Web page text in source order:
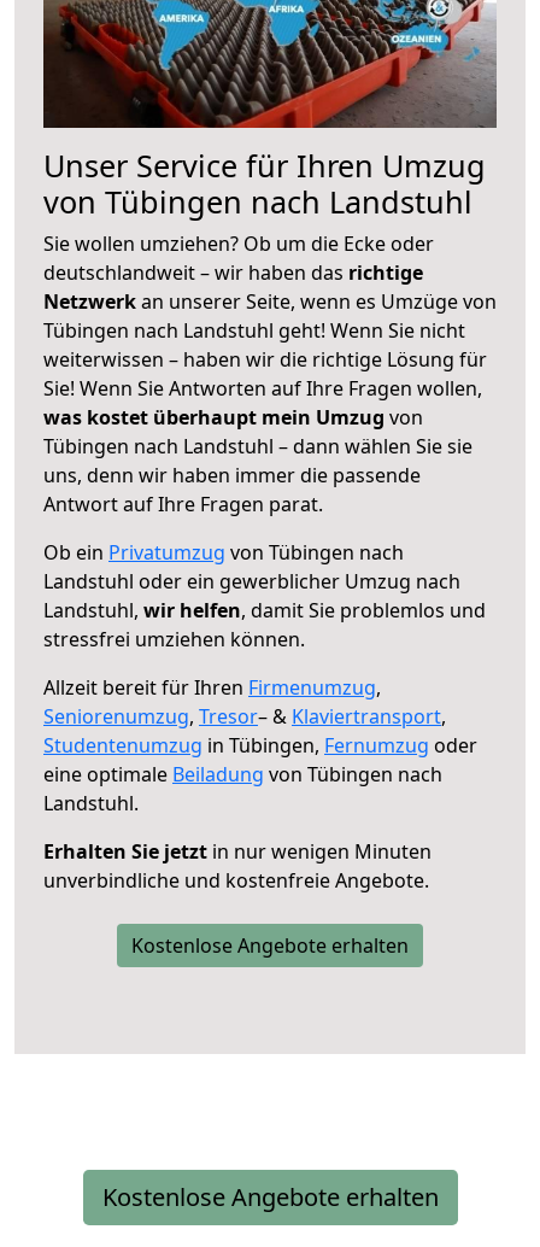
Unser Service für Ihren Umzug
von Tübingen nach Landstuhl
Sie wollen umziehen? Ob um die Ecke oder
deutschlandweit – wir haben das richtige
Netzwerkan unserer Seite, wenn es Umzüge von
Tübingen nach Landstuhl geht! Wenn Sie nicht
weiterwissen – haben wir die richtige Lösung für
Sie! Wenn Sie Antworten auf Ihre Fragen wollen,
was kostet überhaupt mein Umzug von
Tübingen nach Landstuhl – dann wählen Sie sie
uns, denn wir haben immer die passende
Antwort auf Ihre Fragen parat.
Ob ein Privatumzug von Tübingen nach
Landstuhl oder ein gewerblicher Umzug nach
Landstuhl, wir helfen, damit Sie problemlos und
stressfrei umziehen können.
Allzeit bereit für Ihren Firmenumzug,
Seniorenumzug, Tresor– & Klaviertransport,
Studentenumzug in Tübingen, Fernumzug oder
eine optimale Beiladung von Tübingen nach
Landstuhl.
Erhalten Sie jetzt in nur wenigen Minuten
unverbindliche und kostenfreie Angebote.
Kostenlose Angebote erhalten
Kostenlose Angebote erhalten